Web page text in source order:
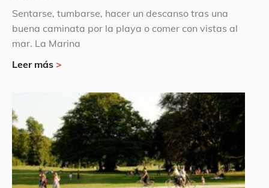
Sentarse, tumbarse, hacer un descanso tras una
buena caminata por la playa o comer con vistas al
mar. La Marina
Leer más >